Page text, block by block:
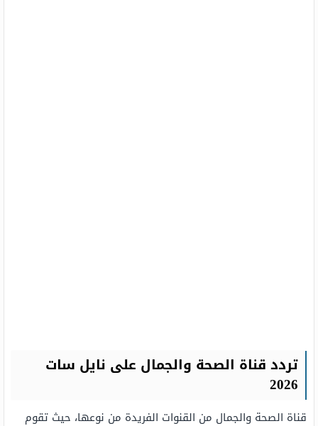
تردد قناة الصحة والجمال على نايل سات
2026
قناة الصحة والجمال من القنوات الفريدة من نوعها، حيث تقوم